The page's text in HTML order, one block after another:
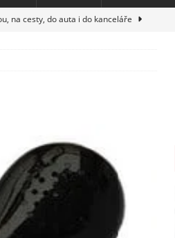
na cesty, do auta i do kanceláře
vaši kuchyň na italskou
vědět milovníci technologií